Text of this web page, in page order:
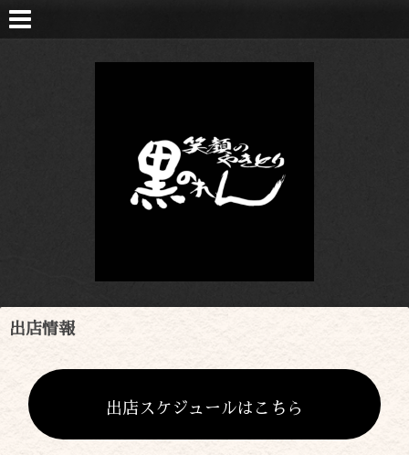
出店情報
出店スケジュールはこちら